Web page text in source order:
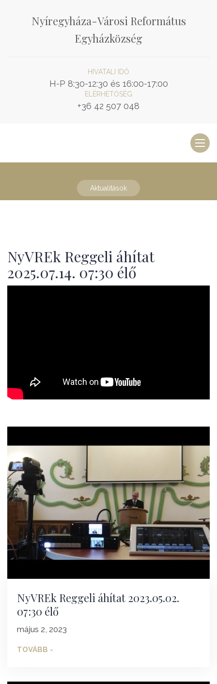
Nyíregyháza-Városi Református
Egyházközség
HIVATALI IDŐ
H-P 8:30-12:30 és 16:00-17:00
ELÉRHETŐSÉG
+36 42 507 048
Aktualitások
NyVREk Reggeli áhítat
2025.07.14. 07:30 élő
NyVREk Reggeli áhítat 2023.05.02.
07:30 élő
május 2, 2023
TOVÁBB -